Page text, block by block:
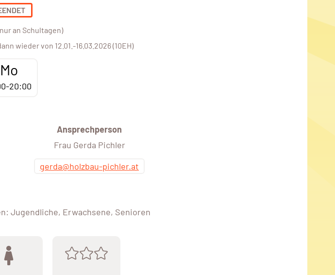
an Schultagen)
wieder von 12.01.-16.03.2026 (10EH)
Mo
20:00
Ansprechperson
Frau Gerda Pichler
gerda@holzbau-pichler.at
Jugendliche, Erwachsene, Senioren